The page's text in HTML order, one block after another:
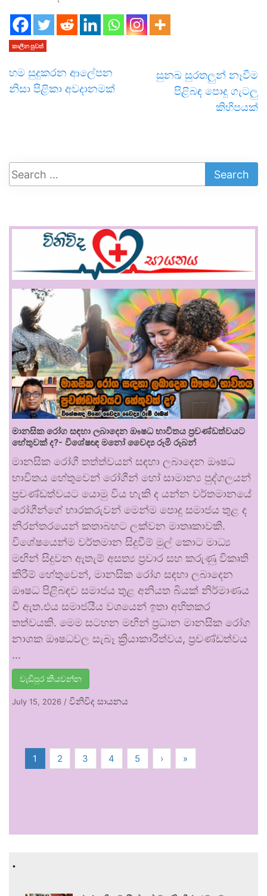
කාලීන පුවත්
හම සුදුකරන ආලේපන
නිසා පිළිකා අවදානමක්
සුනඛ සුරතලුන් නෑවීම
පිළිබඳ පොදු ගැටලු
කිහිපයක්
මානසික රෝග සඳහා ලබාදෙන ඖෂධ භාවිතය ප්‍රචණ්ඩත්වයට
හේතුවක් ද?- විශේෂඥ මනෝ වෛද්‍ය රූමි රූබන්
මානසික රෝගී තත්ත්වයන් සඳහා ලබාදෙන ඖෂධ
භාවිතය හේතුවෙන් රෝගීන් හෝ සාමාන්‍ය පුද්ගලයන්
ප්‍රචණ්ඩත්වයට යොමු විය හැකි ද යන්න වර්තමානයේ
රෝගීන්ගේ භාරකරුවන් මෙන්ම පොදු සමාජය තුළ ද
නිරන්තරයෙන් කතාබහට ලක්වන මාතෘකාවකි.
විශේෂයෙන්ම වර්තමාන සිදුවීම් මුල් කොට මාධ්‍ය
මඟින් සිදුවන ඇතැම් අසත්‍ය ප්‍රචාර සහ කරුණු විකෘති
කිරීම් හේතුවෙන්, මානසික රෝග සඳහා ලබාදෙන
ඖෂධ පිළිබඳව සමාජය තුළ අනියත බියක් නිර්මාණය
වී ඇත.එය සමාජයීය වශයෙන් ඉතා අහිතකර
තත්වයකි. මෙම සටහන මඟින් ප්‍රධාන මානසික රෝග
නාශක ඖෂධවල සැබෑ ක්‍රියාකාරීත්වය, ප්‍රචණ්ඩත්වය
…
වැඩිපුර කියවන්න
July 15, 2026 / විනිවිද සායනය
1 2 3 4 5 › »
.